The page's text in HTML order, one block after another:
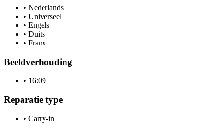
• Nederlands
• Universeel
• Engels
• Duits
• Frans
Beeldverhouding
• 16:09
Reparatie type
• Carry-in